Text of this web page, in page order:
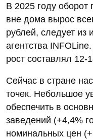
В 2025 году
вне дома вырос
рублей, следует из
агентства
рост составлял 12-
Сейчас в стране
точек. Небольшое
обеспечить в
заведений (+4,4%
номинальных цен